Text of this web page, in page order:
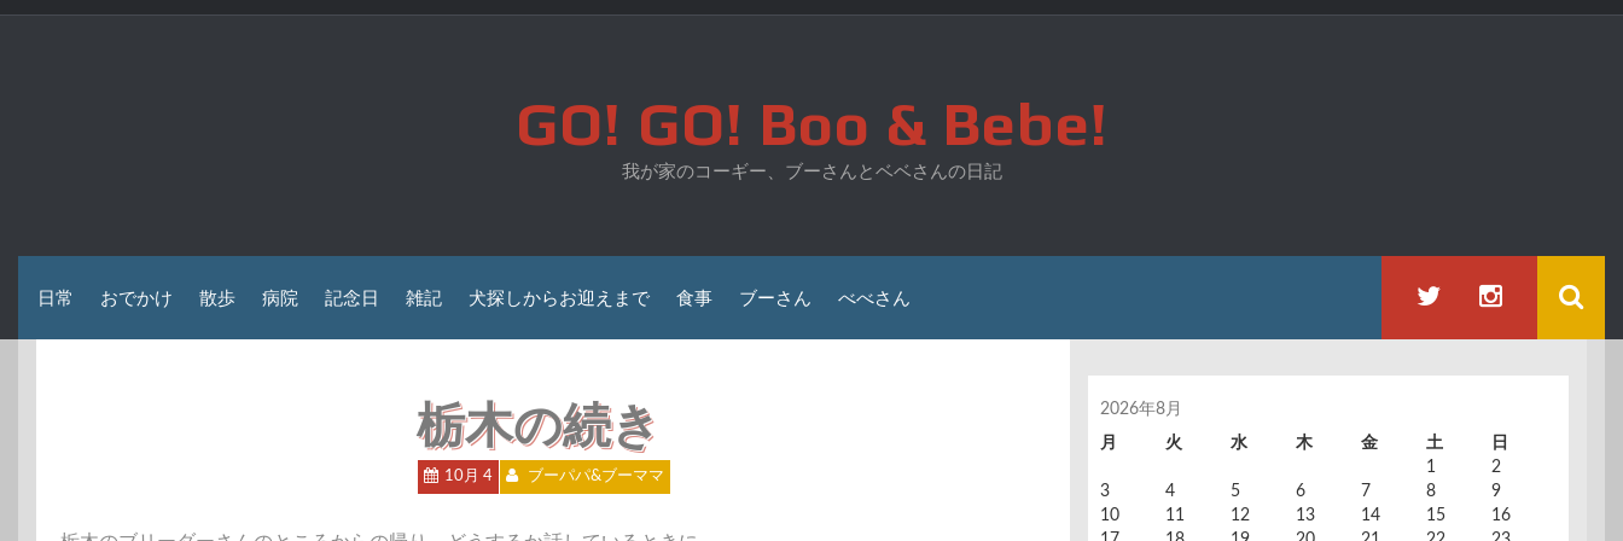
コ
GO! GO! Boo & Bebe!
我が家のコーギー、ブーさんとベベさんの日記
日常 おでかけ 散歩 病院 記念日 雑記 犬探しからお迎えまで 食事 ブーさん べべさん
栃木の続き
10月 4 ブーパパ&ブーママ
2026年8月
月
火 水 木 金 土
日
1
2
3
4 5 6 7 8
9
10
11 12 13 14 15
16